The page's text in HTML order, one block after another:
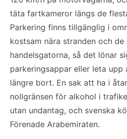
täta fartkameror längs de
Parkering finns tillgänglig i
kostsam nära stranden och de
handelsgatorna, så det lönar
parkeringsappar eller leta
längre bort. En sak att ha i
nollgränsen för alkohol i
utan undantag, och svenska
Förenade Arabemiraten.